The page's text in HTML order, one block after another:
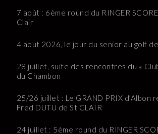
7 août : 6ème round du RINGER
Clair
4 aout 2026, le jour du senior au golf
28 juillet, suite des rencontres du «
du Chambon
25/26 juillet : Le GRAND PRIX d’Albon
Fred DUTU de St CLAIR
24 juillet : 5ème round du RINGER